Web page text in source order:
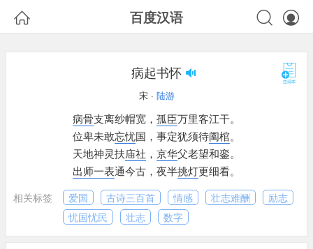
 百度汉语 

病起书怀
宋 · 陆游
病骨支离纱帽宽， 孤臣万里客江干。
位卑未敢忘忧国， 事定犹须待阖棺。
天地神灵扶庙社 ， 京华父老望和銮。
出师一表通今古， 夜半挑灯更细看。
相关标签 爱国 古诗三百首 情感 壮志难酬
励志
忧国忧民
壮志 数字